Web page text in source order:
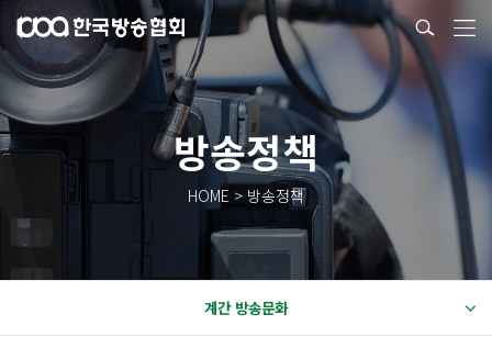
방송정책
HOME > 방송정책
계간 방송문화